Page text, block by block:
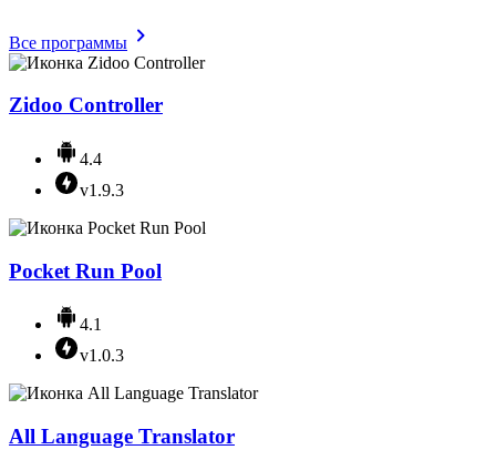
Все программы
Zidoo Controller
4.4
v1.9.3
Pocket Run Pool
4.1
v1.0.3
All Language Translator